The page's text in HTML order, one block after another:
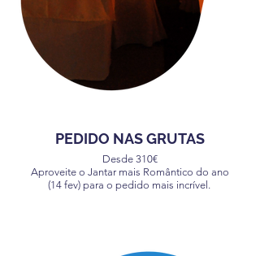
PEDIDO NAS GRUTAS
Desde 310€
Aproveite o Jantar mais Romântico do ano
(14 fev) para o pedido mais incrível.